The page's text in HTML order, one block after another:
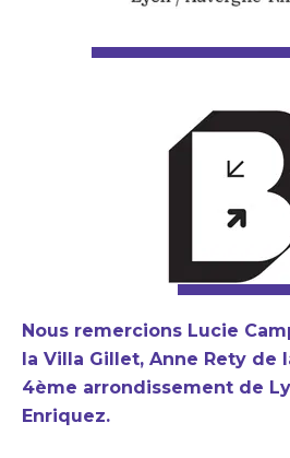
Nous remercions Lucie
la Villa Gillet, Anne Rety de
4ème arrondissement de
Enriquez.